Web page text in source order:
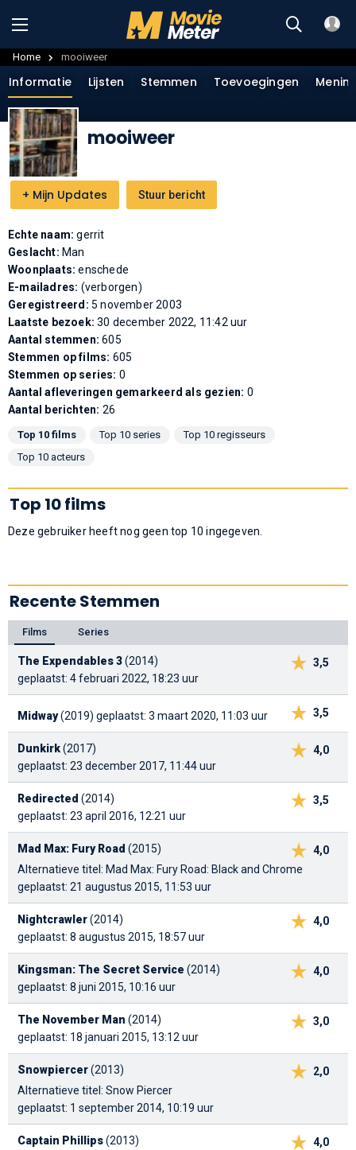
Home mooiweer
+ Mijn Updates Stuur bericht
Informatie Lijsten Stemmen Toevoegingen
mooiweer
Echte naam:gerrit
Geslacht: Man
Woonplaats:enschede
E-mailadres: (verborgen)
Geregistreerd: 5 november 2003
Laatste bezoek:30 december 2022, 11:42 uur
Aantal stemmen:605
Stemmen op films: 605
Stemmen op series: 0
Aantal afleveringen gemarkeerd als gezien: 0
Aantal berichten: 26
Top 10 films Top 10 series
Top 10 regisseurs
Top 10 acteurs
Top 10 films
Deze gebruiker heeft nog geen top 10 ingegeven.
Recente Stemmen
Films Series
3,5
The Expendables 3(2014)
geplaatst: 4 februari 2022, 18:23 uur
3,5
Midway(2019) geplaatst: 3 maart 2020, 11:03 uur
4,0
Dunkirk(2017)
geplaatst: 23 december 2017, 11:44 uur
3,5
Redirected (2014)
geplaatst: 23 april 2016, 12:21 uur
4,0
Mad Max: Fury Road (2015)
Alternatieve titel: Mad Max: Fury Road: Black and Chrome
geplaatst: 21 augustus 2015, 11:53 uur
4,0
Nightcrawler(2014)
geplaatst: 8 augustus 2015, 18:57 uur
4,0
Kingsman: The Secret Service (2014)
geplaatst: 8 juni 2015, 10:16 uur
3,0
The November Man (2014)
geplaatst: 18 januari 2015, 13:12 uur
2,0
Snowpiercer(2013)
Alternatieve titel: Snow Piercer
geplaatst: 1 september 2014, 10:19 uur
4,0
Captain Phillips(2013)